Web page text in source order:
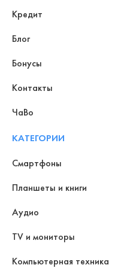
Кредит
Блог
Бонусы
Контакты
ЧаВо
КАТЕГОРИИ
Смартфоны
Планшеты и книги
Аудио
TV и мониторы
Компьютерная техника